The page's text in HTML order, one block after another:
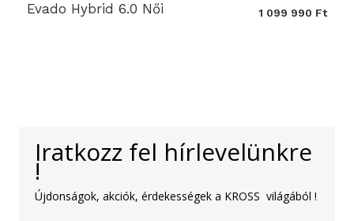
Evado Hybrid 6.0 Női 1 099 990 Ft
Iratkozz fel hírlevelünkre
!
Újdonságok, akciók, érdekességek a KROSS világából !